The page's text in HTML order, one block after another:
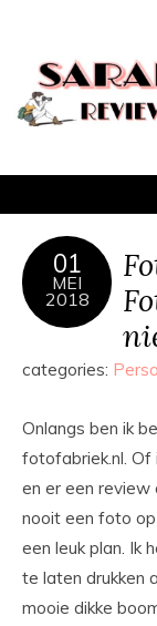
01
MEI
2018
categories:
Onlangs ben ik
fotofabriek.nl. Of
en er een review
nooit een foto
een leuk plan. Ik
te laten drukken
mooie dikke